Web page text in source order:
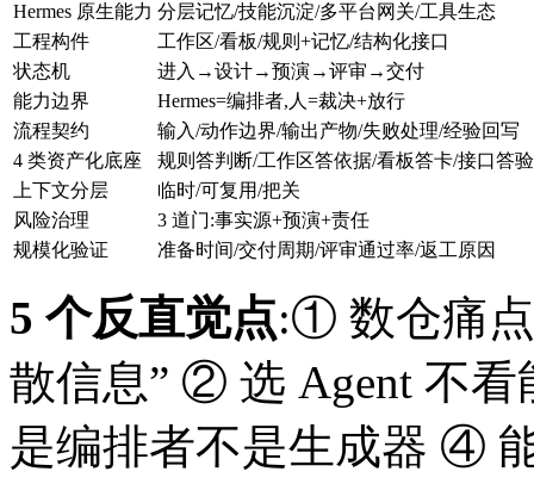
Hermes 原生能力 分层记忆/技能沉淀/多平台网关/工具生态
工程构件
工作区/看板/规则+记忆/结构化接口
状态机
进入→设计→预演→评审→交付
能力边界
Hermes=编排者,人=裁决+放行
流程契约
输入/动作边界/输出产物/失败处理/经验回写
4 类资产化底座
规则答判断/工作区答依据/看板答卡/接口答
上下文分层
临时/可复用/把关
风险治理
3 道门:事实源+预演+责任
规模化验证
准备时间/交付周期/评审通过率/返工原因
5 个反直觉点:① 数仓痛点
散信息” ② 选 Agent 不
是编排者不是生成器 ④